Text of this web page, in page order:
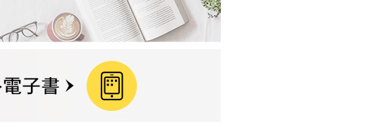
雜誌海外運費